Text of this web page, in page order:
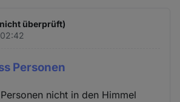
überprüft)
Personen
nicht in den Himmel